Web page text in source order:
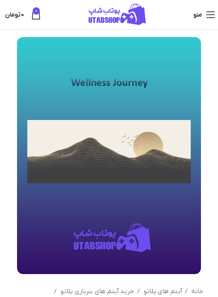
منو 0
0تومان
خانه آیتم های پلاتو
خرید آیتم های بنربازی پلاتو